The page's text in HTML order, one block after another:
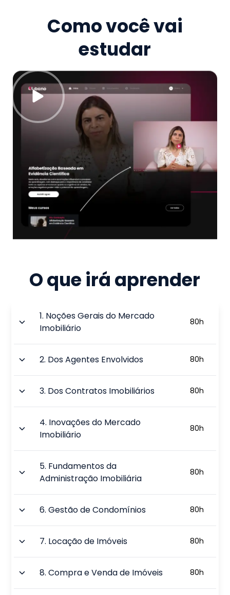
Como você vai
estudar
O que irá aprender
1. Noções Gerais do Mercado
Imobiliário
80h
2. Dos Agentes Envolvidos 80h
3. Dos Contratos Imobiliários 80h
4. Inovações do Mercado
Imobiliário
80h
5. Fundamentos da
Administração Imobiliária
80h
6.Gestão de Condomínios 80h
7. Locação de Imóveis 80h
8.Compra e Venda de Imóveis 80h